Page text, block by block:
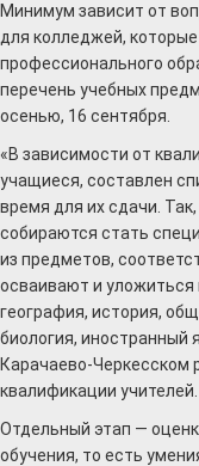
Минимум зависит от
для колледжей,
профессионального
перечень учебных
осенью, 16 сентября.
«В зависимости от
учащиеся, составлен
время для их сдачи.
собираются стать
из предметов,
осваивают и уложиться
география, история,
биология, иностранный
Карачаево-Черкесском
квалификации учителей.
Отдельный этап —
обучения, то есть